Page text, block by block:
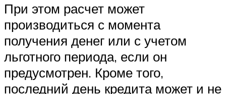
При этом расчет может
производиться с момента
получения денег или с учетом
льготного периода, если он
предусмотрен. Кроме того,
последний день кредита может и не